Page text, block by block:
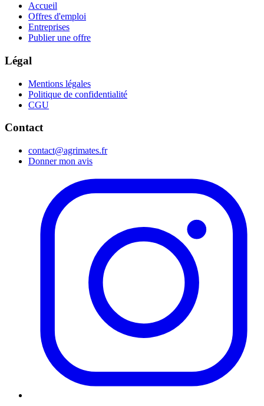
Accueil
Offres d'emploi
Entreprises
Publier une offre
Légal
Mentions légales
Politique de confidentialité
CGU
Contact
contact@agrimates.fr
Donner mon avis